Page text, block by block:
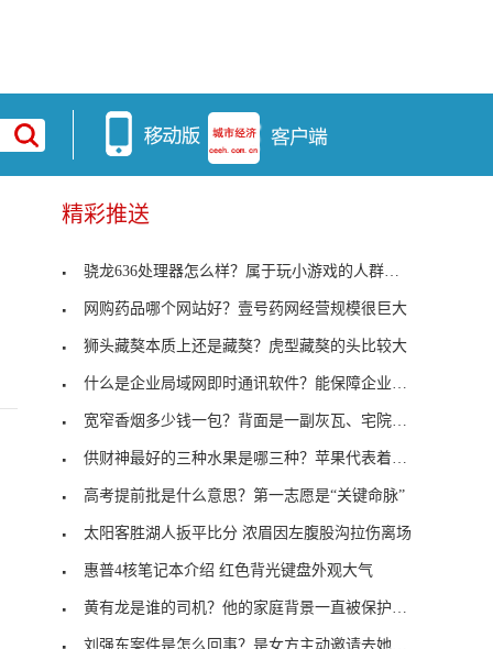
精彩推送
骁龙636处理器怎么样？属于玩小游戏的人群选择
网购药品哪个网站好？壹号药网经营规模很巨大
狮头藏獒本质上还是藏獒？虎型藏獒的头比较大
什么是企业局域网即时通讯软件？能保障企业信息安全
宽窄香烟多少钱一包？背面是一副灰瓦、宅院、民俗组
供财神最好的三种水果是哪三种？苹果代表着平平安安
高考提前批是什么意思？第一志愿是“关键命脉”
太阳客胜湖人扳平比分 浓眉因左腹股沟拉伤离场
惠普4核笔记本介绍 红色背光键盘外观大气
黄有龙是谁的司机？他的家庭背景一直被保护的很好
刘强东案件是怎么回事？是女方主动邀请去她的公寓